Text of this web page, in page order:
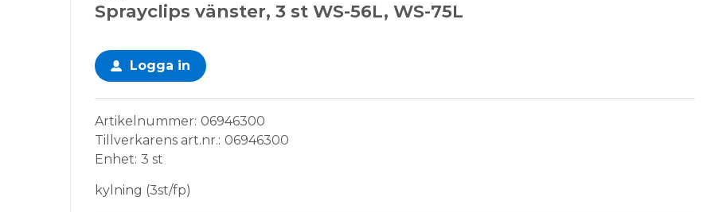
Sprayclips vänster, 3 st WS-56L, WS-75L
Logga in
Artikelnummer 06946300
Tillverkarens art.nr. 06946300
Enhet 3 st
kylning (3st/fp)